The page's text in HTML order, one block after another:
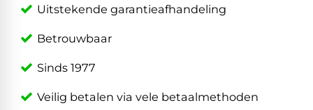
Uitstekende garantieafhandeling
Betrouwbaar
Sinds 1977
Veilig betalen via vele betaalmethoden